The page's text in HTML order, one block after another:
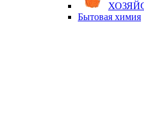
Бытовая химия